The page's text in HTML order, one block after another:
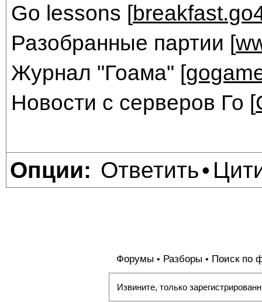
Go lessons [
Разобранные партии [
Журнал "Гоама" [
Новости с серверов Го [
Опции: Ответить•
Форумы • Разборы • Поиск по
Извините, только